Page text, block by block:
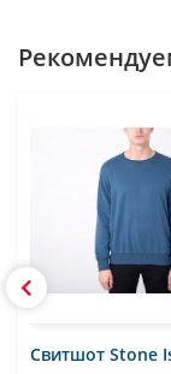
Свитшот Stone